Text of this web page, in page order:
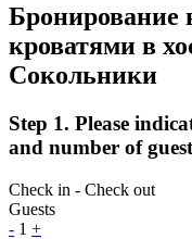
Бронирование
кроватями в
Сокольники
Step 1. Please
and number of
Check in - Check out
Guests
- 1 +